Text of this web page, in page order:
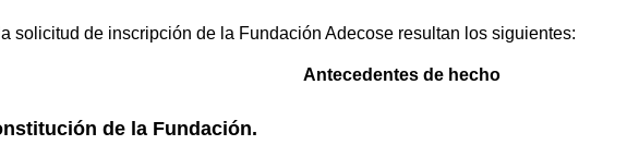
solicitud de inscripción de la Fundación Adecose resultan los siguientes:
Antecedentes de hecho
de la Fundación.